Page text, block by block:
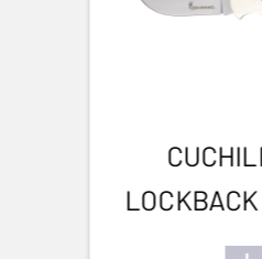
Caza mayor batida